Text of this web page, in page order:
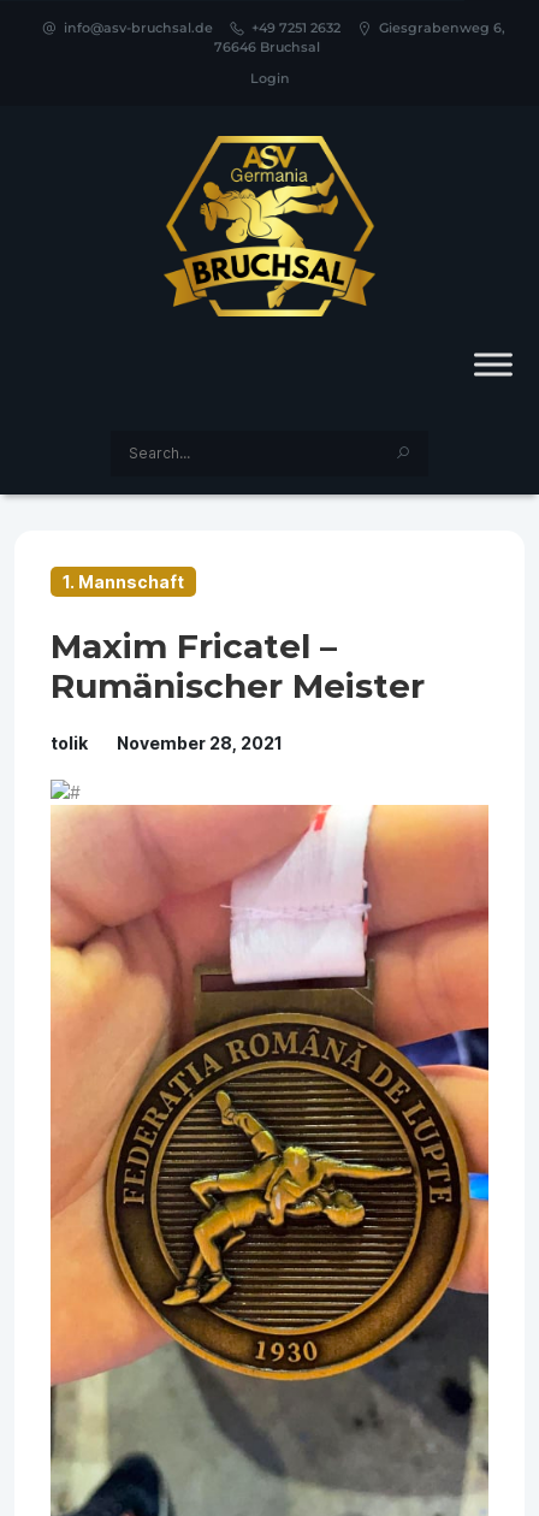
info@asv-bruchsal.de +49 7251 2632
Giesgrabenweg 6,
76646 Bruchsal
Login
1. Mannschaft
Maxim Fricatel –
Rumänischer Meister
tolik November 28, 2021